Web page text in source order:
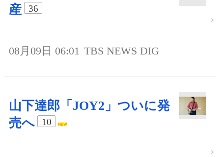
産
36
08月09日 06:01 TBS NEWS DIG
山下達郎「JOY2」ついに発
売へ
10